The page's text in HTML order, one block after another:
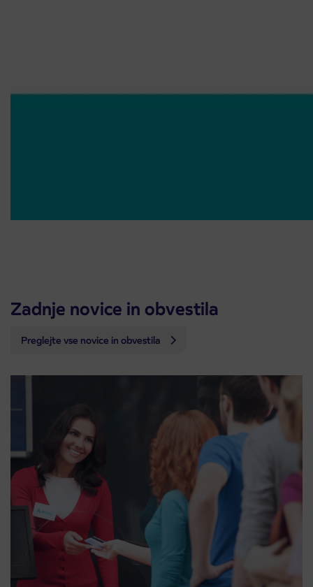
Zadnje novice in obvestila
Preglejte vse novice in obvestila